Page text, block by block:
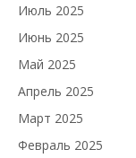
Июль 2025
Июнь 2025
Май 2025
Апрель 2025
Март 2025
Февраль 2025